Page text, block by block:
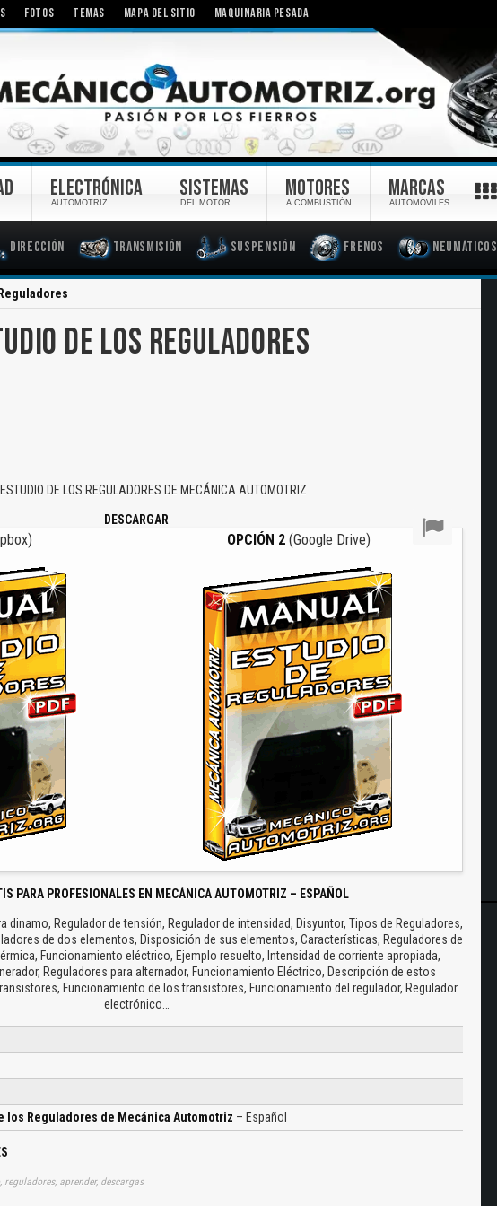
FOTOS TEMAS MAPA DEL SITIO MAQUINARIA PESADA
Dirección Transmisión Suspensión Frenos Neumáticos
ELECTRÓNICA
AUTOMOTRIZ
SISTEMAS
DEL MOTOR
MOTORES
A COMBUSTIÓN
MARCAS
AUTOMÓVILES
DE LOS REGULADORES
DE LOS REGULADORES DE MECÁNICA AUTOMOTRIZ
DESCARGAR
OPCIÓN 2 (Google Drive)
PARA PROFESIONALES EN MECÁNICA AUTOMOTRIZ – ESPAÑOL
dinamo, Regulador de tensión, Regulador de intensidad, Disyuntor, Tipos de Reguladores,
de dos elementos, Disposición de sus elementos, Características, Reguladores de
Funcionamiento eléctrico, Ejemplo resuelto, Intensidad de corriente apropiada,
Reguladores para alternador, Funcionamiento Eléctrico, Descripción de estos
Funcionamiento de los transistores, Funcionamiento del regulador, Regulador
electrónico…
los Reguladores de Mecánica Automotriz – Español
aprender, descargas